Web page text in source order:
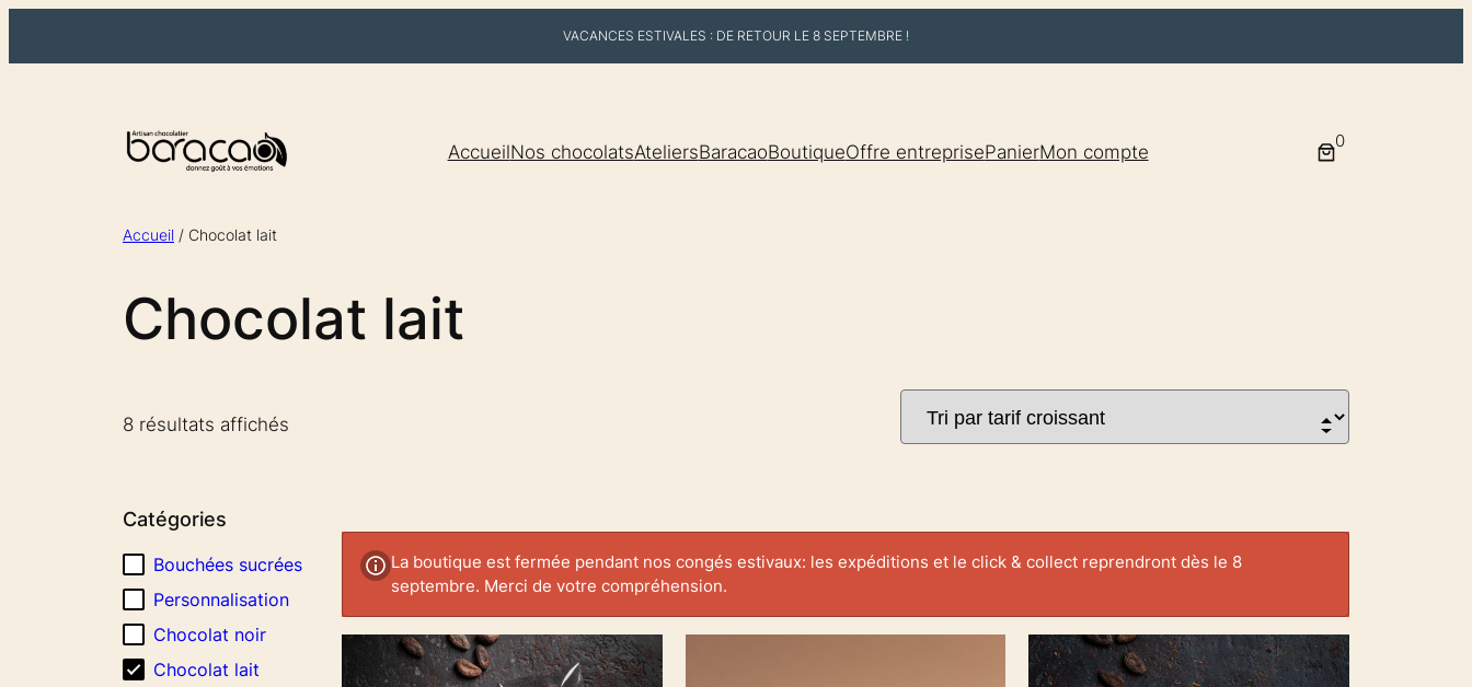
VACANCES ESTIVALES : DE RETOUR LE 8 SEPTEMBRE !
AccueilNos chocolatsAteliersBaracaoBoutiqueOffre entreprisePanierMon compte
0
Accueil / Chocolat lait
Chocolat lait
8 résultats affichés
Catégories
Bouchées sucrées
Personnalisation
Chocolat noir
Chocolat lait
La boutique est fermée pendant nos congés estivaux: les expéditions et le click & collect reprendront dès le 8
septembre. Merci de votre compréhension.